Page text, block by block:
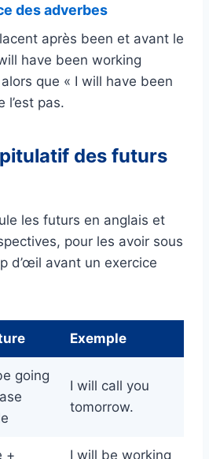
des adverbes
après been et avant le
have been working
que « I will have been
l’est pas.
des futurs
les futurs en anglais et
pour les avoir sous
d’œil avant un exercice
Exemple
going
I will call you
tomorrow.
+ I will be working